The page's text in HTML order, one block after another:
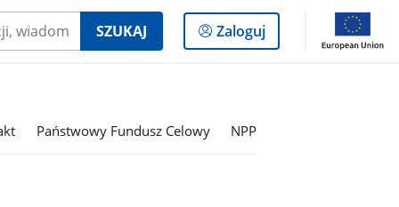
SZUKAJ
Logowanie
do
Zaloguj
Państwowy Fundusz Celowy NPP